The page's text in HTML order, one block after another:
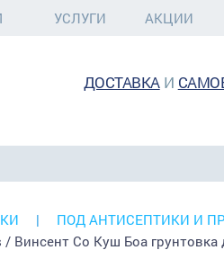
УСЛУГИ АКЦИИ
ДОСТАВКАИ
ПОД АНТИСЕПТИКИ И
Винсент Со Куш Боа грунтовка